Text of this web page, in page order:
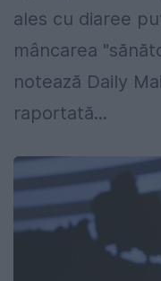
ales cu diaree
mâncarea
notează Daily
raportată...